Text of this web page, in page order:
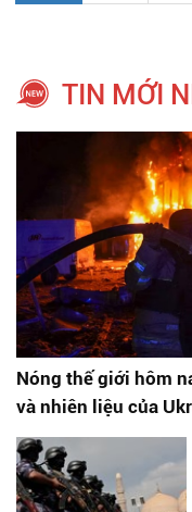
TIN MỚI
Nóng thế giới hôm
và nhiên liệu của